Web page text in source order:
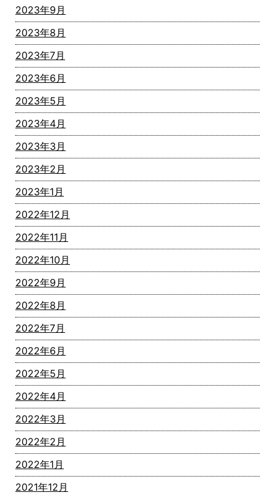
2023年9月
2023年8月
2023年7月
2023年6月
2023年5月
2023年4月
2023年3月
2023年2月
2023年1月
2022年12月
2022年11月
2022年10月
2022年9月
2022年8月
2022年7月
2022年6月
2022年5月
2022年4月
2022年3月
2022年2月
2022年1月
2021年12月